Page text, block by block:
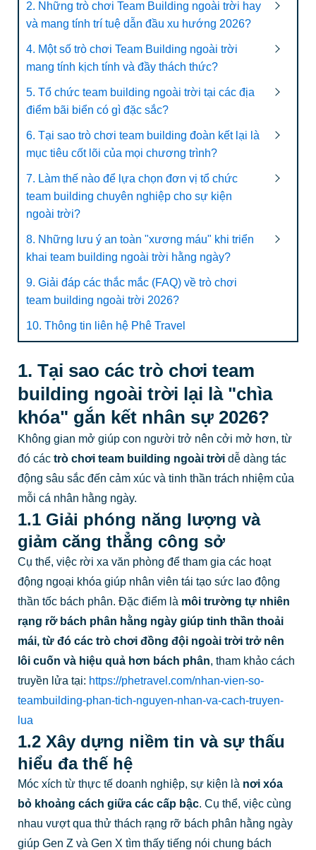
2. Những trò chơi Team Building ngoài trời hay
và mang tính trí tuệ dẫn đầu xu hướng 2026?
4. Một số trò chơi Team Building ngoài trời
mang tính kịch tính và đầy thách thức?
5. Tổ chức team building ngoài trời tại các địa
điểm bãi biển có gì đặc sắc?
6. Tại sao trò chơi team building đoàn kết lại là
mục tiêu cốt lõi của mọi chương trình?
7. Làm thế nào để lựa chọn đơn vị tổ chức
team building chuyên nghiệp cho sự kiện
ngoài trời?
8. Những lưu ý an toàn "xương máu" khi triển
khai team building ngoài trời hằng ngày?
9. Giải đáp các thắc mắc (FAQ) về trò chơi
team building ngoài trời 2026?
10. Thông tin liên hệ Phê Travel
1. Tại sao các trò chơi team
building ngoài trời lại là "chìa
khóa" gắn kết nhân sự 2026?
Không gian mở giúp con người trở nên cởi mở hơn, từ
đó các trò chơi team building ngoài trờidễ dàng tác
động sâu sắc đến cảm xúc và tinh thần trách nhiệm của
mỗi cá nhân hằng ngày.
1.1 Giải phóng năng lượng và
giảm căng thẳng công sở
Cụ thể, việc rời xa văn phòng để tham gia các hoạt
động ngoại khóa giúp nhân viên tái tạo sức lao động
thần tốc bách phân. Đặc điểm là môi trường tự nhiên
rạng rỡ bách phân hằng ngày giúp tinh thần thoải
mái, từ đó các trò chơi đồng đội ngoài trời trở nên
lôi cuốn và hiệu quả hơn bách phân, tham khảo cách
truyền lửa tại: https://phetravel.com/nhan-vien-so-
teambuilding-phan-tich-nguyen-nhan-va-cach-truyen-
lua
1.2 Xây dựng niềm tin và sự thấu
hiểu đa thế hệ
Móc xích từ thực tế doanh nghiệp, sự kiện là nơi xóa
bỏ khoảng cách giữa các cấp bậc. Cụ thể, việc cùng
nhau vượt qua thử thách rạng rỡ bách phân hằng ngày
giúp Gen Z và Gen X tìm thấy tiếng nói chung bách